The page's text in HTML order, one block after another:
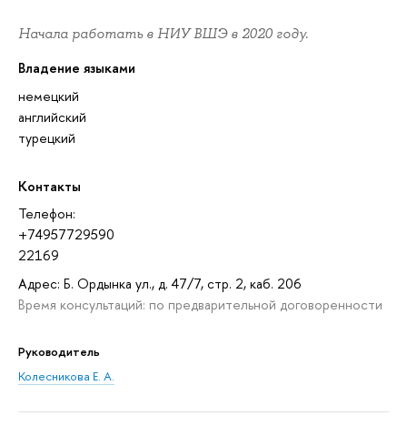
Начала работать в НИУ ВШЭ в 2020 году.
Владение языками
немецкий
английский
турецкий
Контакты
Телефон:
+74957729590
22169
Адрес: Б. Ордынка ул., д. 47/7, стр. 2, каб. 206
Время консультаций: по предварительной договоренности
Руководитель
Колесникова Е. А.